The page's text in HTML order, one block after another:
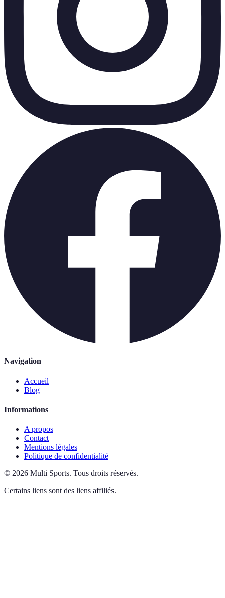
Navigation
Accueil
Blog
Informations
A propos
Contact
Mentions légales
Politique de confidentialité
© 2026 Multi Sports. Tous droits réservés.
Certains liens sont des liens affiliés.